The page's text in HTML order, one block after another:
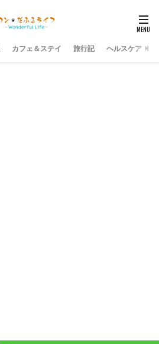
カフェ＆ステイ 旅行記 ヘルスケア